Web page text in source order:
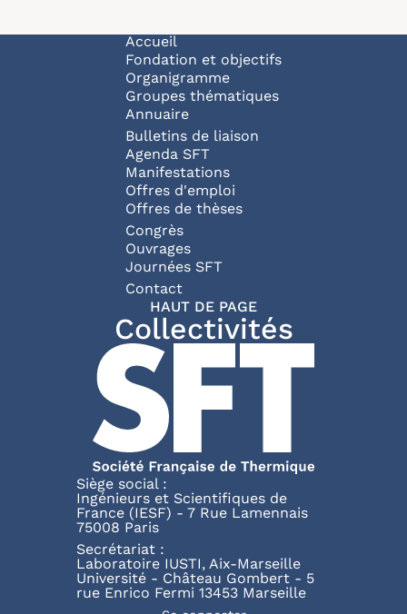
Navigation principale
Accueil
Fondation et objectifs
Organigramme
Groupes thématiques
Annuaire
Bulletins de liaison
Agenda SFT
Manifestations
Offres d'emploi
Offres de thèses
Congrès
Ouvrages
Journées SFT
Pied de page
Contact
HAUT DE PAGE
Collectivités
Siège social :
Ingénieurs et Scientifiques de
France (IESF) - 7 Rue Lamennais
75008 Paris
Secrétariat :
Laboratoire IUSTI, Aix-Marseille
Université - Château Gombert - 5
rue Enrico Fermi 13453 Marseille